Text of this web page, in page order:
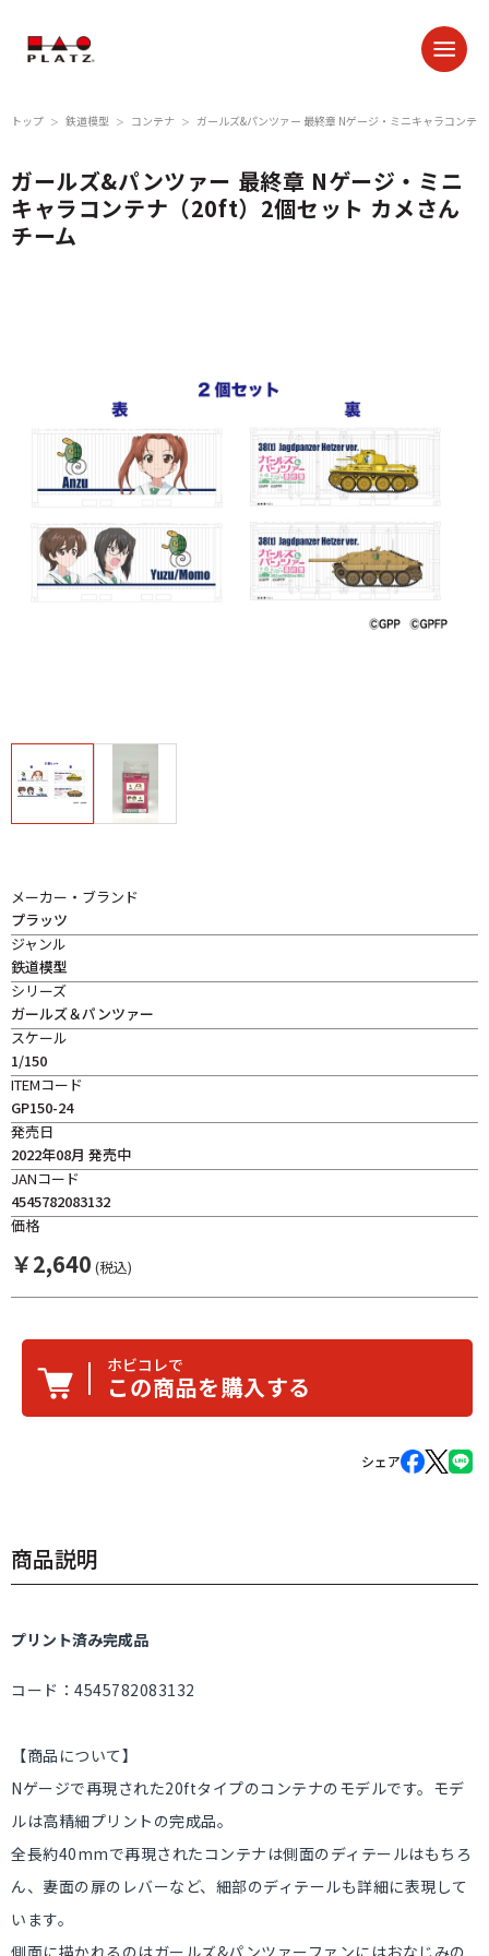
トップ ＞ 鉄道模型 ＞ コンテナ ＞ ガールズ&パンツァー 最終章 Nゲージ・ミニキャラコンテ
ガールズ&パンツァー 最終章 Nゲージ・ミニ
キャラコンテナ（20ft）2個セット カメさん
チーム
メーカー・ブランド
プラッツ
ジャンル
鉄道模型
シリーズ
ガールズ＆パンツァー
スケール
1/150
ITEMコード
GP150-24
発売日
2022年08月 発売中
JANコード
4545782083132
価格
￥2,640 (税込)
ホビコレで
この商品を購入する
シェア
商品説明
プリント済み完成品
コード：4545782083132
【商品について】
Nゲージで再現された20ftタイプのコンテナのモデルです。モデ
ルは高精細プリントの完成品。
全長約40mmで再現されたコンテナは側面のディテールはもちろ
ん、妻面の扉のレバーなど、細部のディテールも詳細に表現して
います。
側面に描かれるのはガールズ&パンツァーファンにはおなじみの